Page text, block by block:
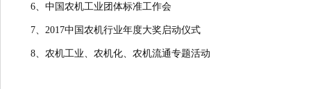
6、中国农机工业团体标准工作会
7、2017中国农机行业年度大奖启动仪式
8、农机工业、农机化、农机流通专题活动